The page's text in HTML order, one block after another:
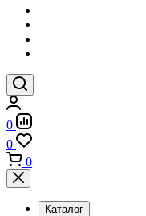
0
0
0
Каталог